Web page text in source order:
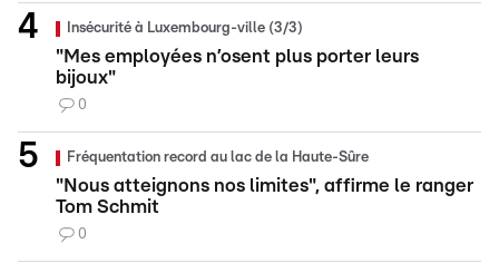
Insécurité à Luxembourg-ville (3/3)
"Mes employées n’osent plus porter leurs
bijoux"
0
Fréquentation record au lac de la Haute-Sûre
"Nous atteignons nos limites", affirme le ranger
Tom Schmit
0